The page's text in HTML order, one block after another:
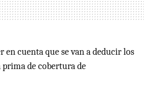
en cuenta que se van a deducir los
prima de cobertura de